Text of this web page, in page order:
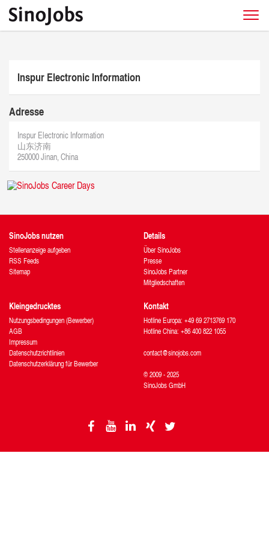
Inspur Electronic Information
Adresse
Inspur Electronic Information
山东济南
250000 Jinan, China
SinoJobs nutzen
Stellenanzeige aufgeben
RSS Feeds
Sitemap
Details
Über SinoJobs
Presse
SinoJobs Partner
Mitgliedschaften
Kleingedrucktes
Nutzungsbedingungen (Bewerber)
AGB
Impressum
Datenschutzrichtlinien
Datenschutzerklärung für Bewerber
Kontakt
Hotline Europa: +49 69 2713769 170
Hotline China: +86 400 822 1055
contact@sinojobs.com
© 2009 - 2025
SinoJobs GmbH